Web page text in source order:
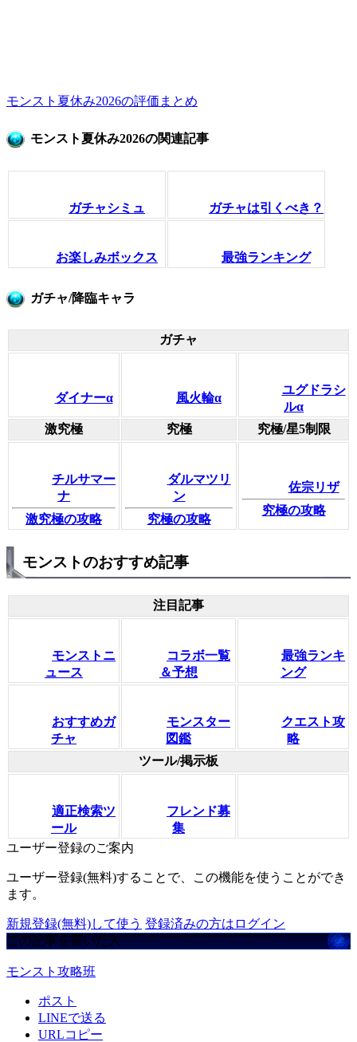
モンスト夏休み2026の評価まとめ
モンスト夏休み2026の関連記事
ガチャシミュ ガチャは引くべき？
お楽しみボックス 最強ランキング
ガチャ/降臨キャラ
ガチャ
ダイナーα 風火輪α
ユグドラシ
ルα
激究極
究極 究極/星5制限
チルサマー
ナ
激究極の攻略
ダルマツリ
ン
究極の攻略
佐宗リザ
究極の攻略
モンストのおすすめ記事
注目記事
モンストニ
ュース
コラボ一覧
＆予想
最強ランキ
ング
おすすめガ
チャ
モンスター
図鑑
クエスト攻
略
ツール/掲示板
適正検索ツ
ール
フレンド募
集
ユーザー登録のご案内
ユーザー登録(無料)することで、この機能を使うことができ
ます。
新規登録(無料)して使う 登録済みの方はログイン
この記事を書いた人
モンスト攻略班
ポスト
LINEで送る
URLコピー